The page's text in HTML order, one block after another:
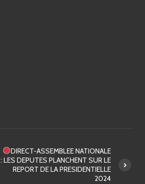
DIRECT-ASSEMBLEE NATIONALE
: LES DEPUTES PLANCHENT SUR LE
REPORT DE LA PRESIDENTIELLE
2024